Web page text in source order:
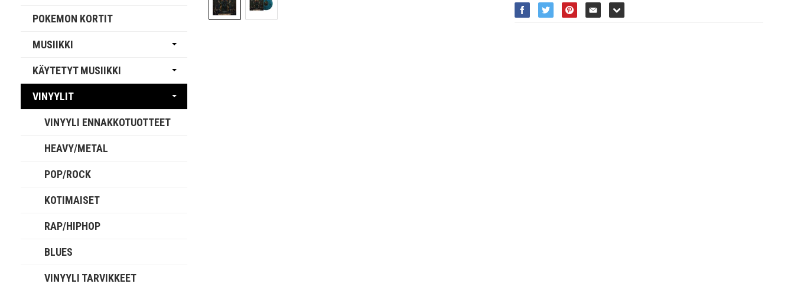
POKEMON KORTIT
MUSIIKKI
KÄYTETYT MUSIIKKI
VINYYLIT
VINYYLI ENNAKKOTUOTTEET
HEAVY/METAL
POP/ROCK
KOTIMAISET
RAP/HIPHOP
BLUES
VINYYLI TARVIKKEET